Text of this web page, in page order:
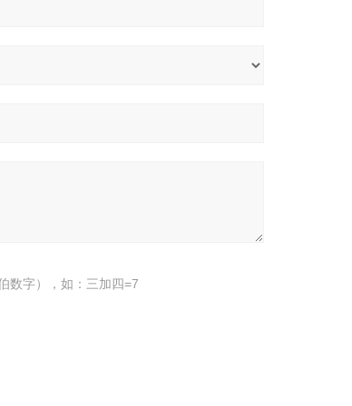
数字），如：三加四=7